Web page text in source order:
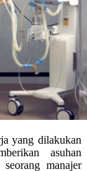
yang dilakukan
asuhan
manajer